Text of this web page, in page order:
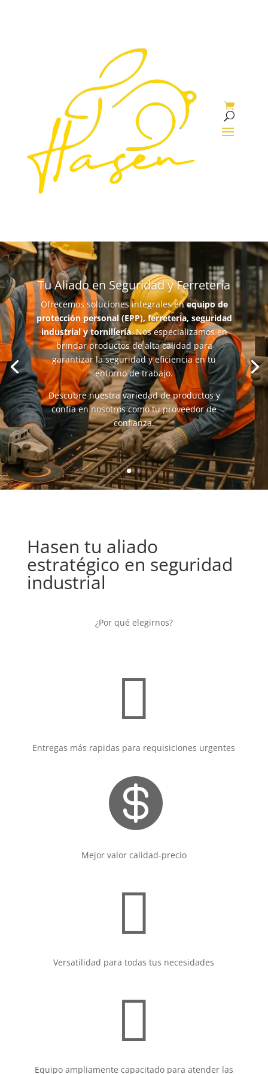
Tu Aliado en Seguridad y Ferretería
Ofrecemos soluciones integrales enequipo de
protección personal (EPP), ferretería, seguridad
industrial y tornillería. Nos especializamos en
brindar productos de alta calidad para
garantizar la seguridad y eficiencia en tu
entorno de trabajo.
Descubre nuestra variedad de productos y
confía en nosotros como tu proveedor de
confianza.
Hasen tu aliado
estratégico en seguridad
industrial
¿Por qué elegirnos?

Entregas más rapidas para requisiciones urgentes

Mejor valor calidad-precio

Versatilidad para todas tus necesidades

Equipo ampliamente capacitado para atender las